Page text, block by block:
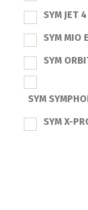
SYM JET
SYM MIO
SYM
SYM
SYM X-